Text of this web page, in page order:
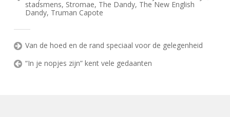
stadsmens, Stromae, The Dandy, The New English
Dandy, Truman Capote
Van de hoed en de rand speciaal voor de gelegenheid
“In je nopjes zijn” kent vele gedaanten